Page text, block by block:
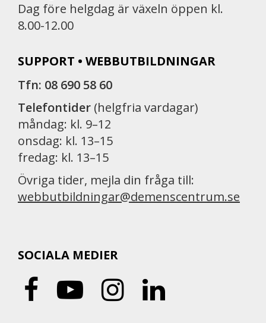
Dag före helgdag är växeln öppen kl.
8.00-12.00
SUPPORT • WEBBUTBILDNINGAR
Tfn: 08 690 58 60
Telefontider (helgfria vardagar)
måndag: kl. 9–12
onsdag: kl. 13–15
fredag: kl. 13–15
Övriga tider, mejla din fråga till:
webbutbildningar@demenscentrum.se
SOCIALA MEDIER